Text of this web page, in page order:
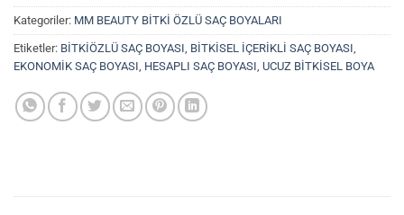
Kategoriler: MM BEAUTY BİTKİ ÖZLÜ SAÇ BOYALARI
Etiketler: BİTKİÖZLÜ SAÇ BOYASI BİTKİSEL İÇERİKLİ SAÇ BOYASI
EKONOMİK SAÇ BOYASI HESAPLI SAÇ BOYASI UCUZ BİTKİSEL BOYA